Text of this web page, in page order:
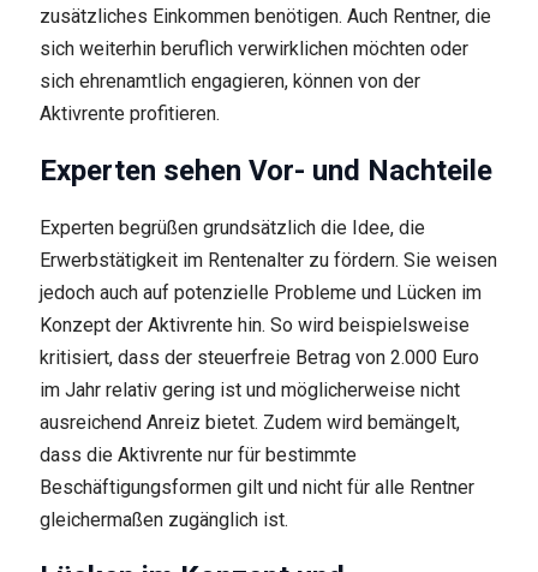
zusätzliches Einkommen benötigen. Auch Rentner, die
sich weiterhin beruflich verwirklichen möchten oder
sich ehrenamtlich engagieren, können von der
Aktivrente profitieren.
Experten sehen Vor- und Nachteile
Experten begrüßen grundsätzlich die Idee, die
Erwerbstätigkeit im Rentenalter zu fördern. Sie weisen
jedoch auch auf potenzielle Probleme und Lücken im
Konzept der Aktivrente hin. So wird beispielsweise
kritisiert, dass der steuerfreie Betrag von 2.000 Euro
im Jahr relativ gering ist und möglicherweise nicht
ausreichend Anreiz bietet. Zudem wird bemängelt,
dass die Aktivrente nur für bestimmte
Beschäftigungsformen gilt und nicht für alle Rentner
gleichermaßen zugänglich ist.